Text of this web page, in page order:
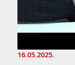
16.05.2025.